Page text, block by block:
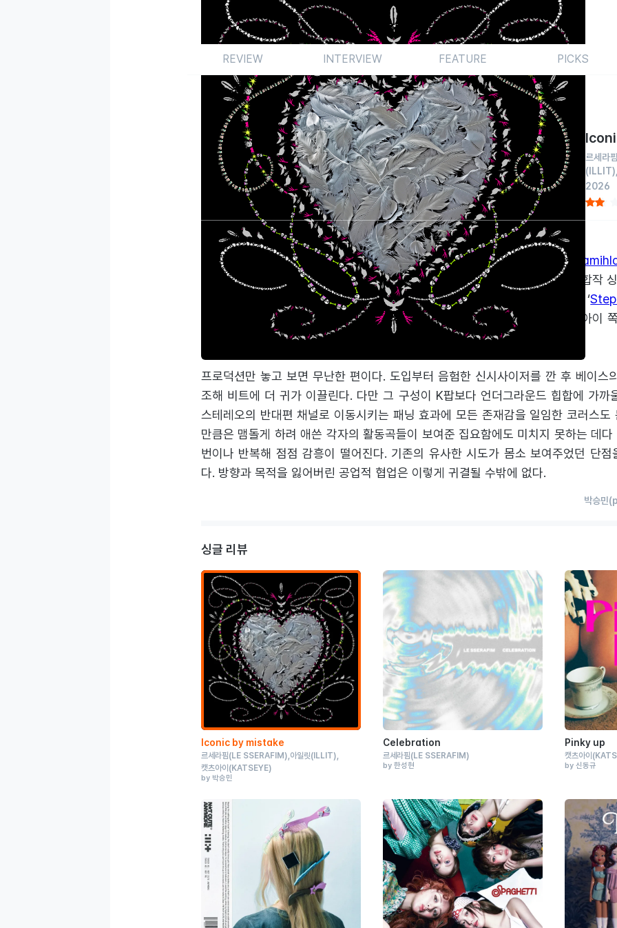
REVIEW INTERVIEW FEATURE PICKS
싱글 국내
르세라
(ILLIT)
2026
by 박승민 2026.06.25
사그라드는 불꽃에 부채질하는 격이다. 상반기 <‘Pureflow’ Pt.1 >과 <
Pinky up
’을 통해 완성도와는 별개로 대중의 눈에 드는 데 성공한 세 그룹의 합작
성격을 띤다. 마찬가지로 대형 소속사가 애써 멤버들을 그러모았던 갓 더 비트 ‘
모양새다. ‘Gnarly’ 원작자 앨리스 롱위 가오의 참여에서 짐작할 수 있듯 캣츠아이
으나 스포트라이트가 그리 밝지 않은 탓에 어중간한 결과물에 그친다.
프로덕션만 놓고 보면 무난한 편이다. 도입부터 음험한 신시사이저를 깐 후 베이스
조해 비트에 더 귀가 이끌린다. 다만 그 구성이 K팝보다 언더그라운드 힙합에 가까
스테레오의 반대편 채널로 이동시키는 패닝 효과에 모든 존재감을 일임한 코러스도
만큼은 맴돌게 하려 애쓴 각자의 활동곡들이 보여준 집요함에도 미치지 못하는 데
번이나 반복해 점점 감흥이 떨어진다. 기존의 유사한 시도가 몸소 보여주었던 단
다. 방향과 목적을 잃어버린 공업적 협업은 이렇게 귀결될 수밖에 없다.
박승
싱글 리뷰
Iconic by mistake
르세라핌(LE SSERAFIM) 아일릿(ILLIT)
캣츠아이 (KATSEYE)
by 박승민
Celebration
르세라핌(LE SSERAFIM)
by 한성현
Pinky up
캣츠아이
by 신동규